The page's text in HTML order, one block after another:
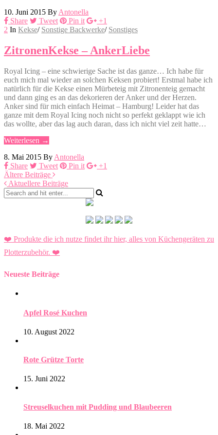
10. Juni 2015 By Antonella
Share
Tweet Pin it
+1
2 In Kekse/ Sonstige Backwerke/ Sonstiges
ZitronenKekse – AnkerLiebe
Royal Icing – eine schwierige Sache ist das ganze… Ich habe für
euch mich mal wieder an solchen Keksen probiert! Erstmal habe ich
natürlich für die Kekse einen Mürbeteig mit Zitronenteig gemacht
und dann ging es an das dekorieren der Anker und der Herzen.
Anker sind für mich einfach Heimat – Hamburg! Leider hat das
ganze mit dem Royal Icing noch nicht so perfekt geklappt wie ich
das wollte, aber das lag auch daran, dass ich nicht viel zeit hatte…
Weiterlesen →
8. Mai 2015 By Antonella
Share
Tweet Pin it
+1
Ältere Beiträge
Aktuellere Beiträge
❤️ Produkte die ich nutze findet ihr hier, alles von Küchengeräten zu
Plotterzubehör. ❤️
Neueste Beiträge
Apfel Rosé Kuchen
10. August 2022
Rote Grütze Torte
15. Juni 2022
Streuselkuchen mit Pudding und Blaubeeren
18. Mai 2022